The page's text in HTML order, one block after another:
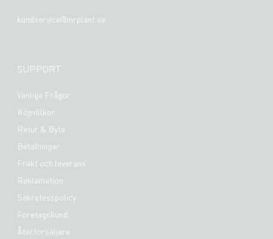
kundservice@mrplant.se
SUPPORT
Vanliga Frågor
Köpvillkor
Retur & Byte
Betalningar
Frakt och leverans
Reklamation
Sekretesspolicy
Företagskund
Återförsäljare